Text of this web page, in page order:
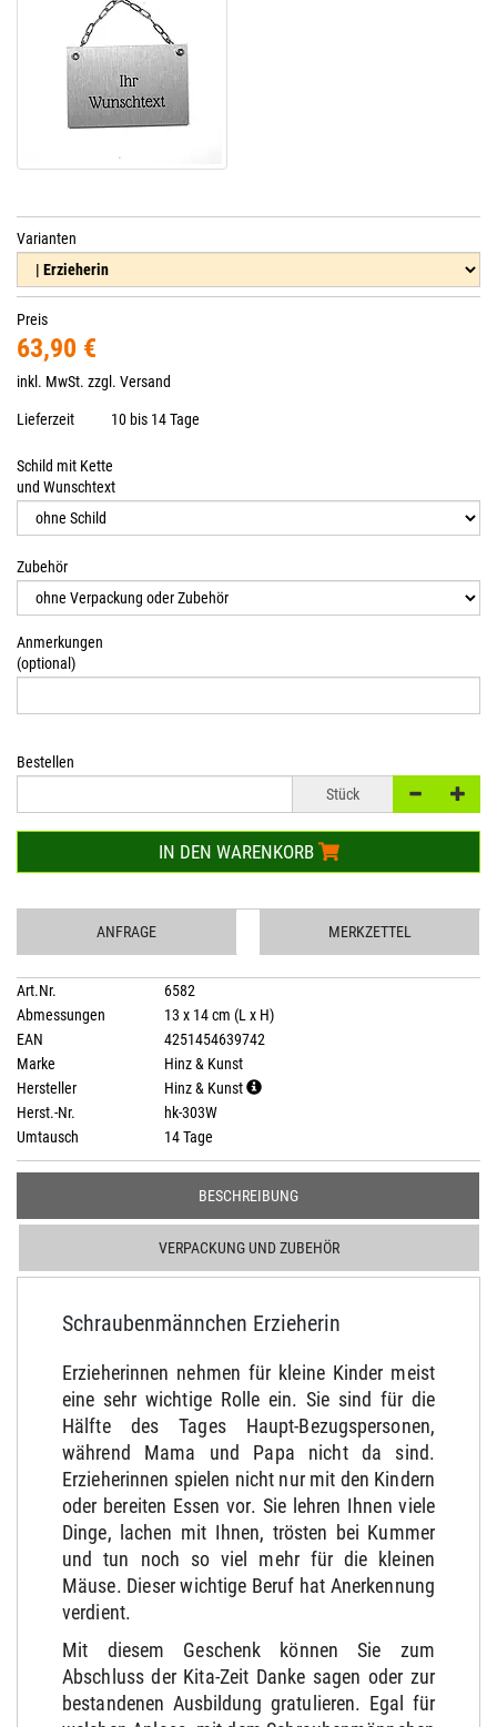
Varianten
Preis
63,90 €
inkl. MwSt. zzgl. Versand
Lieferzeit 10 bis 14 Tage
Schild mit Kette
und Wunschtext
Zubehör
Anmerkungen
(optional)
Bestellen
Stück
IN DEN WARENKORB
ANFRAGE MERKZETTEL
Art.Nr.
6582
Abmessungen
13 x 14 cm (L x H)
EAN
4251454639742
Marke
Hinz & Kunst
Hersteller
Hinz & Kunst
Herst.-Nr.
hk-303W
Umtausch
14 Tage
BESCHREIBUNG
VERPACKUNG UND ZUBEHÖR
Schraubenmännchen Erzieherin
Erzieherinnen nehmen für kleine Kinder meist
eine sehr wichtige Rolle ein. Sie sind für die
Hälfte des Tages Haupt-Bezugspersonen,
während Mama und Papa nicht da sind.
Erzieherinnen spielen nicht nur mit den Kindern
oder bereiten Essen vor. Sie lehren Ihnen viele
Dinge, lachen mit Ihnen, trösten bei Kummer
und tun noch so viel mehr für die kleinen
Mäuse. Dieser wichtige Beruf hat Anerkennung
verdient.
Mit diesem Geschenk können Sie zum
Abschluss der Kita-Zeit Danke sagen oder zur
bestandenen Ausbildung gratulieren. Egal für